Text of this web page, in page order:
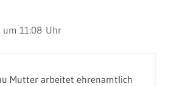
um 11:08 Uhr
Mutter arbeitet ehrenamtlich